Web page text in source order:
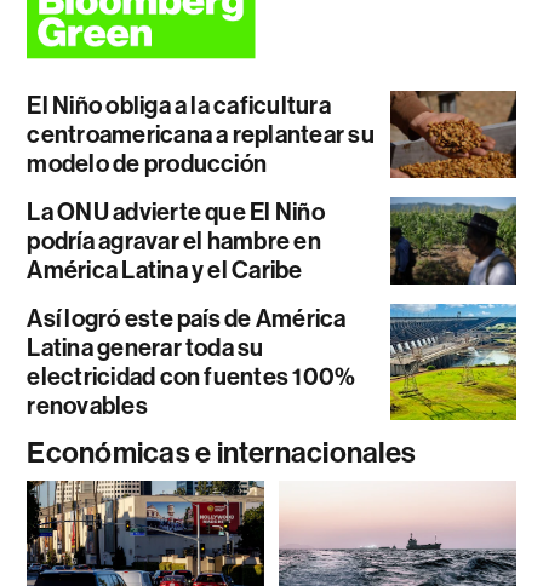
El Niño obliga a la caficultura
centroamericana a replantear su
modelo de producción
La ONU advierte que El Niño
podría agravar el hambre en
América Latina y el Caribe
Así logró este país de América
Latina generar toda su
electricidad con fuentes 100%
renovables
Económicas e internacionales